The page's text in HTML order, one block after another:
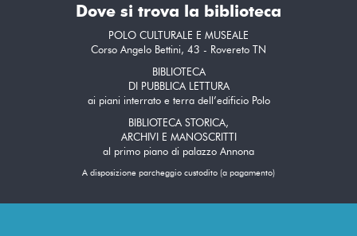
Dove si trova la biblioteca
POLO CULTURALE E MUSEALE
Corso Angelo Bettini, 43 - Rovereto TN
BIBLIOTECA
DI PUBBLICA LETTURA
ai piani interrato e terra dell’edificio Polo
BIBLIOTECA STORICA,
ARCHIVI E MANOSCRITTI
al primo piano di palazzo Annona
A disposizione parcheggio custodito (a pagamento)